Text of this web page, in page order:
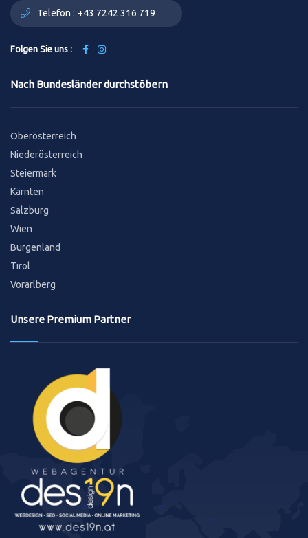
Telefon : +43 7242 316 719
Folgen Sie uns :
Nach Bundesländer durchstöbern
Oberösterreich
Niederösterreich
Steiermark
Kärnten
Salzburg
Wien
Burgenland
Tirol
Vorarlberg
Unsere Premium Partner